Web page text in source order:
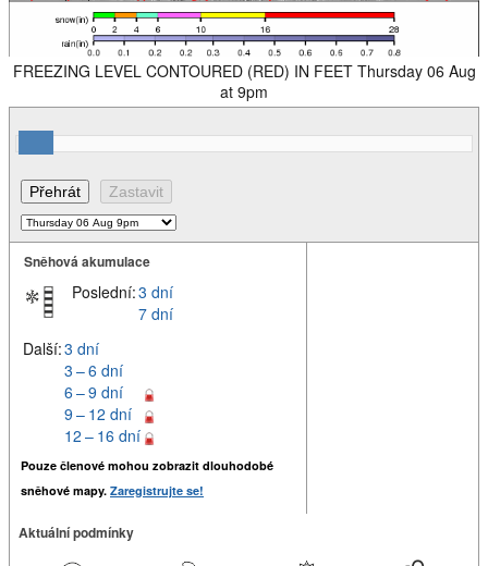
FREEZING LEVEL CONTOURED (RED) IN FEET Thursday 06 Aug
at 9pm
Sněhová akumulace
Poslední:3 dní
7 dní
Další:3 dní
3 – 6 dní
6 – 9 dní
9 – 12 dní
12 – 16 dní
Pouze členové mohou zobrazit dlouhodobé
sněhové mapy. Zaregistrujte se!
Aktuální podmínky